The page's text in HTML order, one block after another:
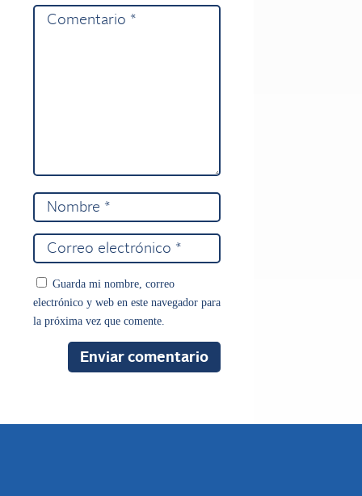
Guarda mi nombre, correo
electrónico y web en este navegador para
la próxima vez que comente.